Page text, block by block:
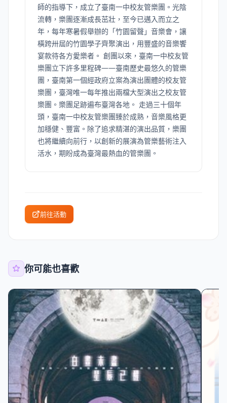
師的指導下，成立了臺南一中校友管樂團。光陰
流轉，樂團逐漸成長茁壯，至今已邁入而立之
年，每年寒暑假舉辦的「竹園留聲」音樂會，讓
橫跨卅屆的竹園學子齊聚演出，用豐盛的音樂饗
宴款待各方愛樂者。 創團以來，臺南一中校友管
樂團立下許多里程碑——臺南歷史最悠久的管樂
團，臺南第一個經政府立案為演出團體的校友管
樂團，臺灣唯一每年推出兩檔大型演出之校友管
樂團。樂團足跡遍布臺灣各地。 走過三十個年
頭，臺南一中校友管樂團臻於成熟，音樂風格更
加穩健、豐富。除了追求精湛的演出品質，樂團
也將繼續向前行，以創新的展演為管樂藝術注入
活水，期盼成為臺灣最熱血的管樂團。
前往活動
你可能也喜歡